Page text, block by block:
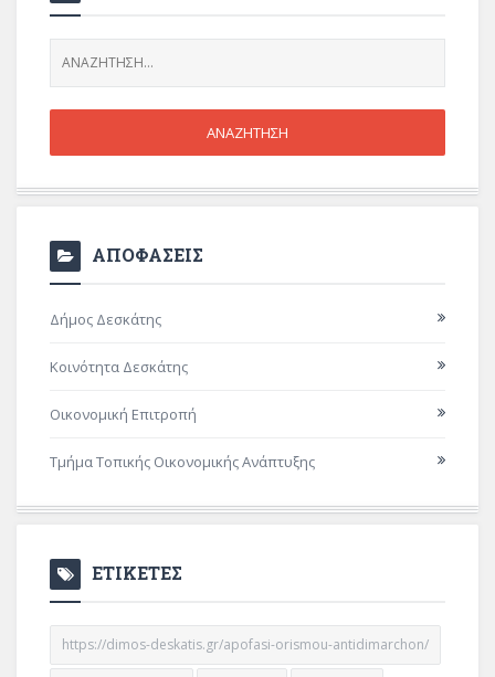
ΑΠΟΦΑΣΕΙΣ
Δήμος Δεσκάτης
Κοινότητα Δεσκάτης
Οικονομική Επιτροπή
Τμήμα Τοπικής Οικονομικής Ανάπτυξης
ΕΤΙΚΕΤΕΣ
https://dimos-deskatis.gr/apofasi-orismou-antidimarchon/